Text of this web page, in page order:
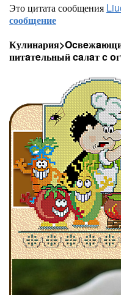
Это цитата сообщения
сообщение
питaтeльный caлaт c